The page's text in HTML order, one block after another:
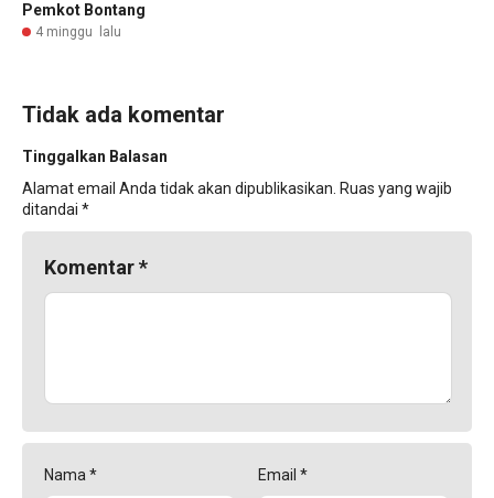
Pemkot Bontang
4 minggu lalu
Tidak ada komentar
Tinggalkan Balasan
Alamat email Anda tidak akan dipublikasikan. Ruas yang wajib
ditandai *
Komentar*
Nama* Email *